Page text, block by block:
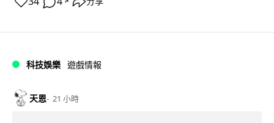
科技娛樂 遊戲情報
天恩 21 小時